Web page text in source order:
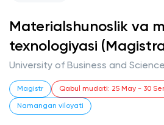
Materialshunoslik va
texnologiyasi
University of Business and
Magistr Qabul mudati: 25 May - 30
Namangan viloyati